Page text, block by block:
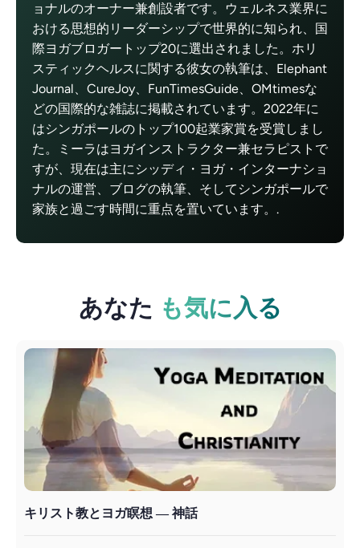
ョナルのオーナー兼創設者です。ウェルネス業界に
おける思想的リーダーシップで世界的に知られ、国
際ヨガブロガートップ20に選出されました。ホリ
スティックヘルスに関する彼女の執筆は、Elephant
Journal、CureJoy、FunTimesGuide、OMtimesな
どの国際的な雑誌に掲載されています。2022年に
はシンガポールのトップ100起業家賞を受賞しまし
た。ミーラはヨガインストラクター兼セラピストで
すが、現在は主にシッディ・ヨガ・インターナショ
ナルの運営、ブログの執筆、そしてシンガポールで
家族と過ごす時間に重点を置いています。.
あなた も気に入る
キリスト教とヨガ瞑想 ― 神話